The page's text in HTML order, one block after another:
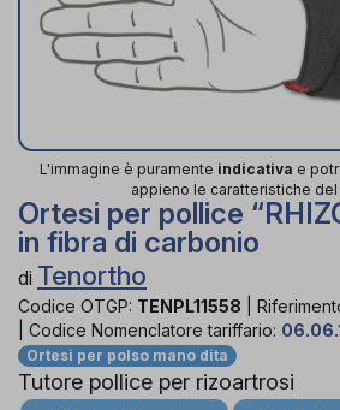
L'immagine è puramente indicativa e
appieno le caratteristiche
Ortesi per pollice
in fibra di carbonio
di Tenortho
Codice OTGP: TENPL11558
Codice Nomenclatore tariffario:
Ortesi per polso mano dita
Tutore pollice per rizoartrosi